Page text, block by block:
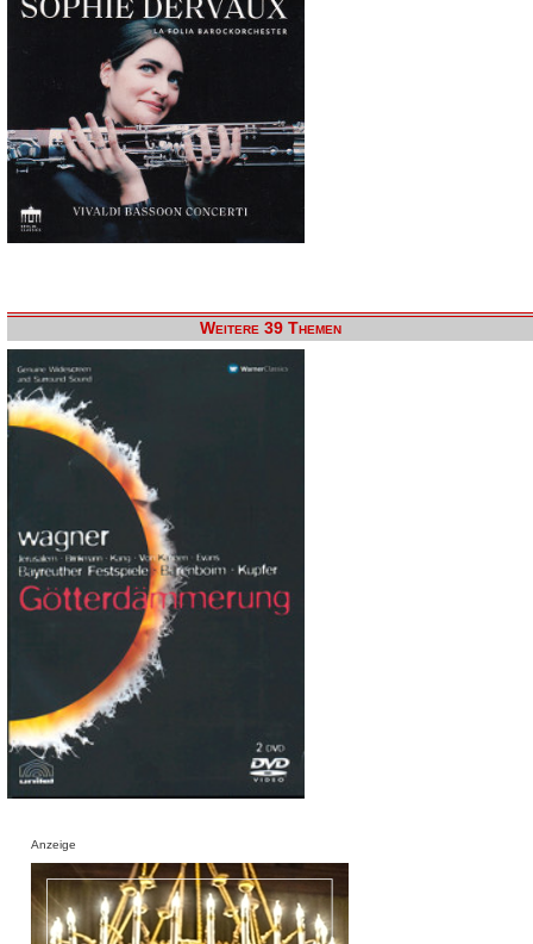
Weitere 39 Themen
Anzeige